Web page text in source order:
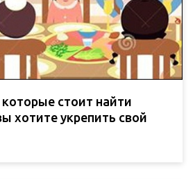
которые стоит найти
хотите укрепить свой